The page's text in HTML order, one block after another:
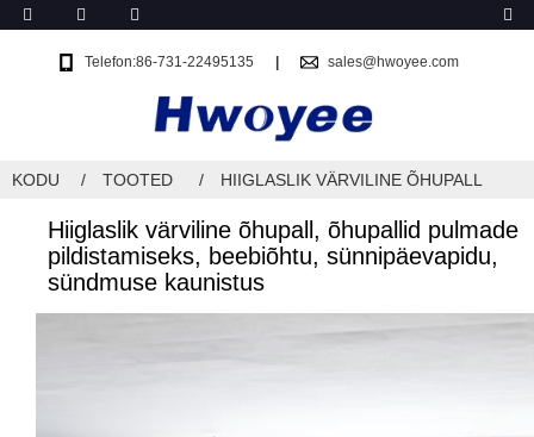
Telefon:86-731-22495135 sales@hwoyee.com
KODU TOOTED HIIGLASLIK VÄRVILINE ÕHUPALL
Hiiglaslik värviline õhupall, õhupallid pulmade
pildistamiseks, beebiõhtu, sünnipäevapidu,
sündmuse kaunistus